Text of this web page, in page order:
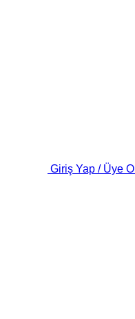
Giriş Yap / Üye Ol